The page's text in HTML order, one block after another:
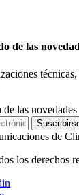
de las
las novedades
de
los derechos